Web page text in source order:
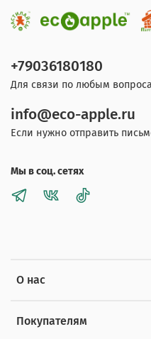
О нас
Покупателям
+79036180180
Для связи по любым
info@eco-apple.ru
Если нужно отправить
Мы в соц. сетях